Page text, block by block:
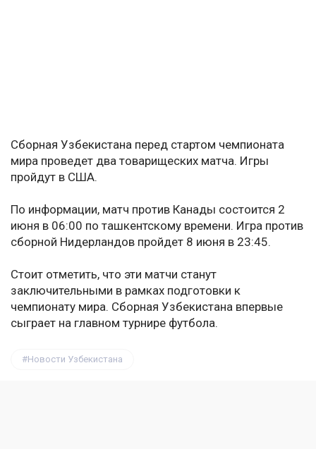
Сборная Узбекистана перед стартом чемпионата
мира проведет два товарищеских матча. Игры
пройдут в США.
По информации, матч против Канады состоится 2
июня в 06:00 по ташкентскому времени. Игра против
сборной Нидерландов пройдет 8 июня в 23:45.
Стоит отметить, что эти матчи станут
заключительными в рамках подготовки к
чемпионату мира. Сборная Узбекистана впервые
сыграет на главном турнире футбола.
Новости Узбекистана